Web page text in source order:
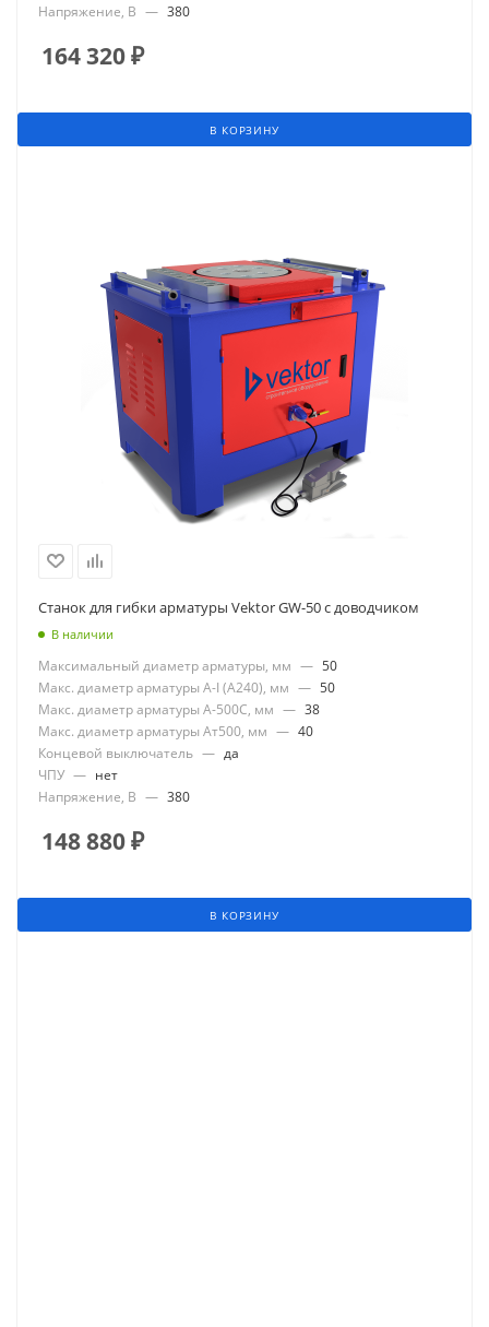
Напряжение, В — 380
164 320₽
В КОРЗИНУ
Станок для гибки арматуры Vektor GW-50 с доводчиком
В наличии
Максимальный диаметр арматуры, мм — 50
Макс. диаметр арматуры А-I (А240), мм — 50
Макс. диаметр арматуры А-500С, мм — 38
Макс. диаметр арматуры Ат500, мм — 40
Концевой выключатель — да
ЧПУ — нет
Напряжение, В — 380
148 880₽
В КОРЗИНУ